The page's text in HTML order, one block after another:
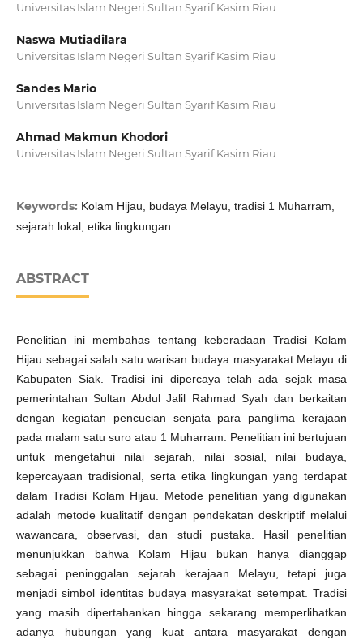
Universitas Islam Negeri Sultan Syarif Kasim Riau
Naswa Mutiadilara
Universitas Islam Negeri Sultan Syarif Kasim Riau
Sandes Mario
Universitas Islam Negeri Sultan Syarif Kasim Riau
Ahmad Makmun Khodori
Universitas Islam Negeri Sultan Syarif Kasim Riau
Keywords: Kolam Hijau, budaya Melayu, tradisi 1 Muharram,
sejarah lokal, etika lingkungan.
ABSTRACT
Penelitian ini membahas tentang keberadaan Tradisi Kolam
Hijau sebagai salah satu warisan budaya masyarakat Melayu di
Kabupaten Siak. Tradisi ini dipercaya telah ada sejak masa
pemerintahan Sultan Abdul Jalil Rahmad Syah dan berkaitan
dengan kegiatan pencucian senjata para panglima kerajaan
pada malam satu suro atau 1 Muharram. Penelitian ini bertujuan
untuk mengetahui nilai sejarah, nilai sosial, nilai budaya,
kepercayaan tradisional, serta etika lingkungan yang terdapat
dalam Tradisi Kolam Hijau. Metode penelitian yang digunakan
adalah metode kualitatif dengan pendekatan deskriptif melalui
wawancara, observasi, dan studi pustaka. Hasil penelitian
menunjukkan bahwa Kolam Hijau bukan hanya dianggap
sebagai peninggalan sejarah kerajaan Melayu, tetapi juga
menjadi simbol identitas budaya masyarakat setempat. Tradisi
yang masih dipertahankan hingga sekarang memperlihatkan
adanya hubungan yang kuat antara masyarakat dengan